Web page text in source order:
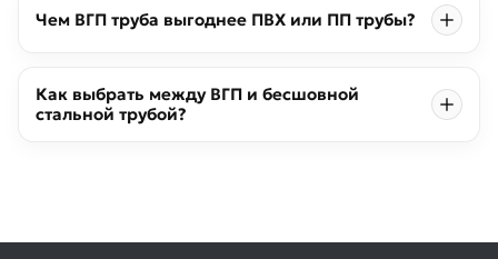
Чем ВГП труба выгоднее ПВХ или ПП трубы?
Как выбрать между ВГП и бесшовной
стальной трубой?